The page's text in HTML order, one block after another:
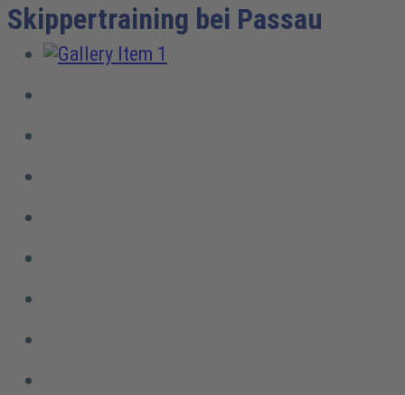
Skippertraining bei Passau